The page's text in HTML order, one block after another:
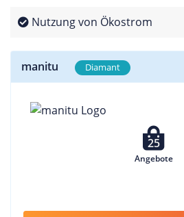
Nutzung von Ökostrom
manitu Diamant
25
Angebote